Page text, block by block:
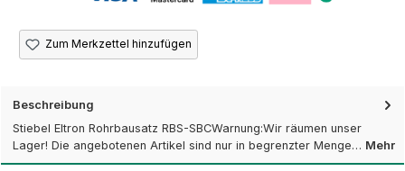
Zum Merkzettel hinzufügen
Beschreibung
Stiebel Eltron Rohrbausatz RBS-SBCWarnung:Wir räumen unser
Lager! Die angebotenen Artikel sind nur in begrenzter Menge… Mehr